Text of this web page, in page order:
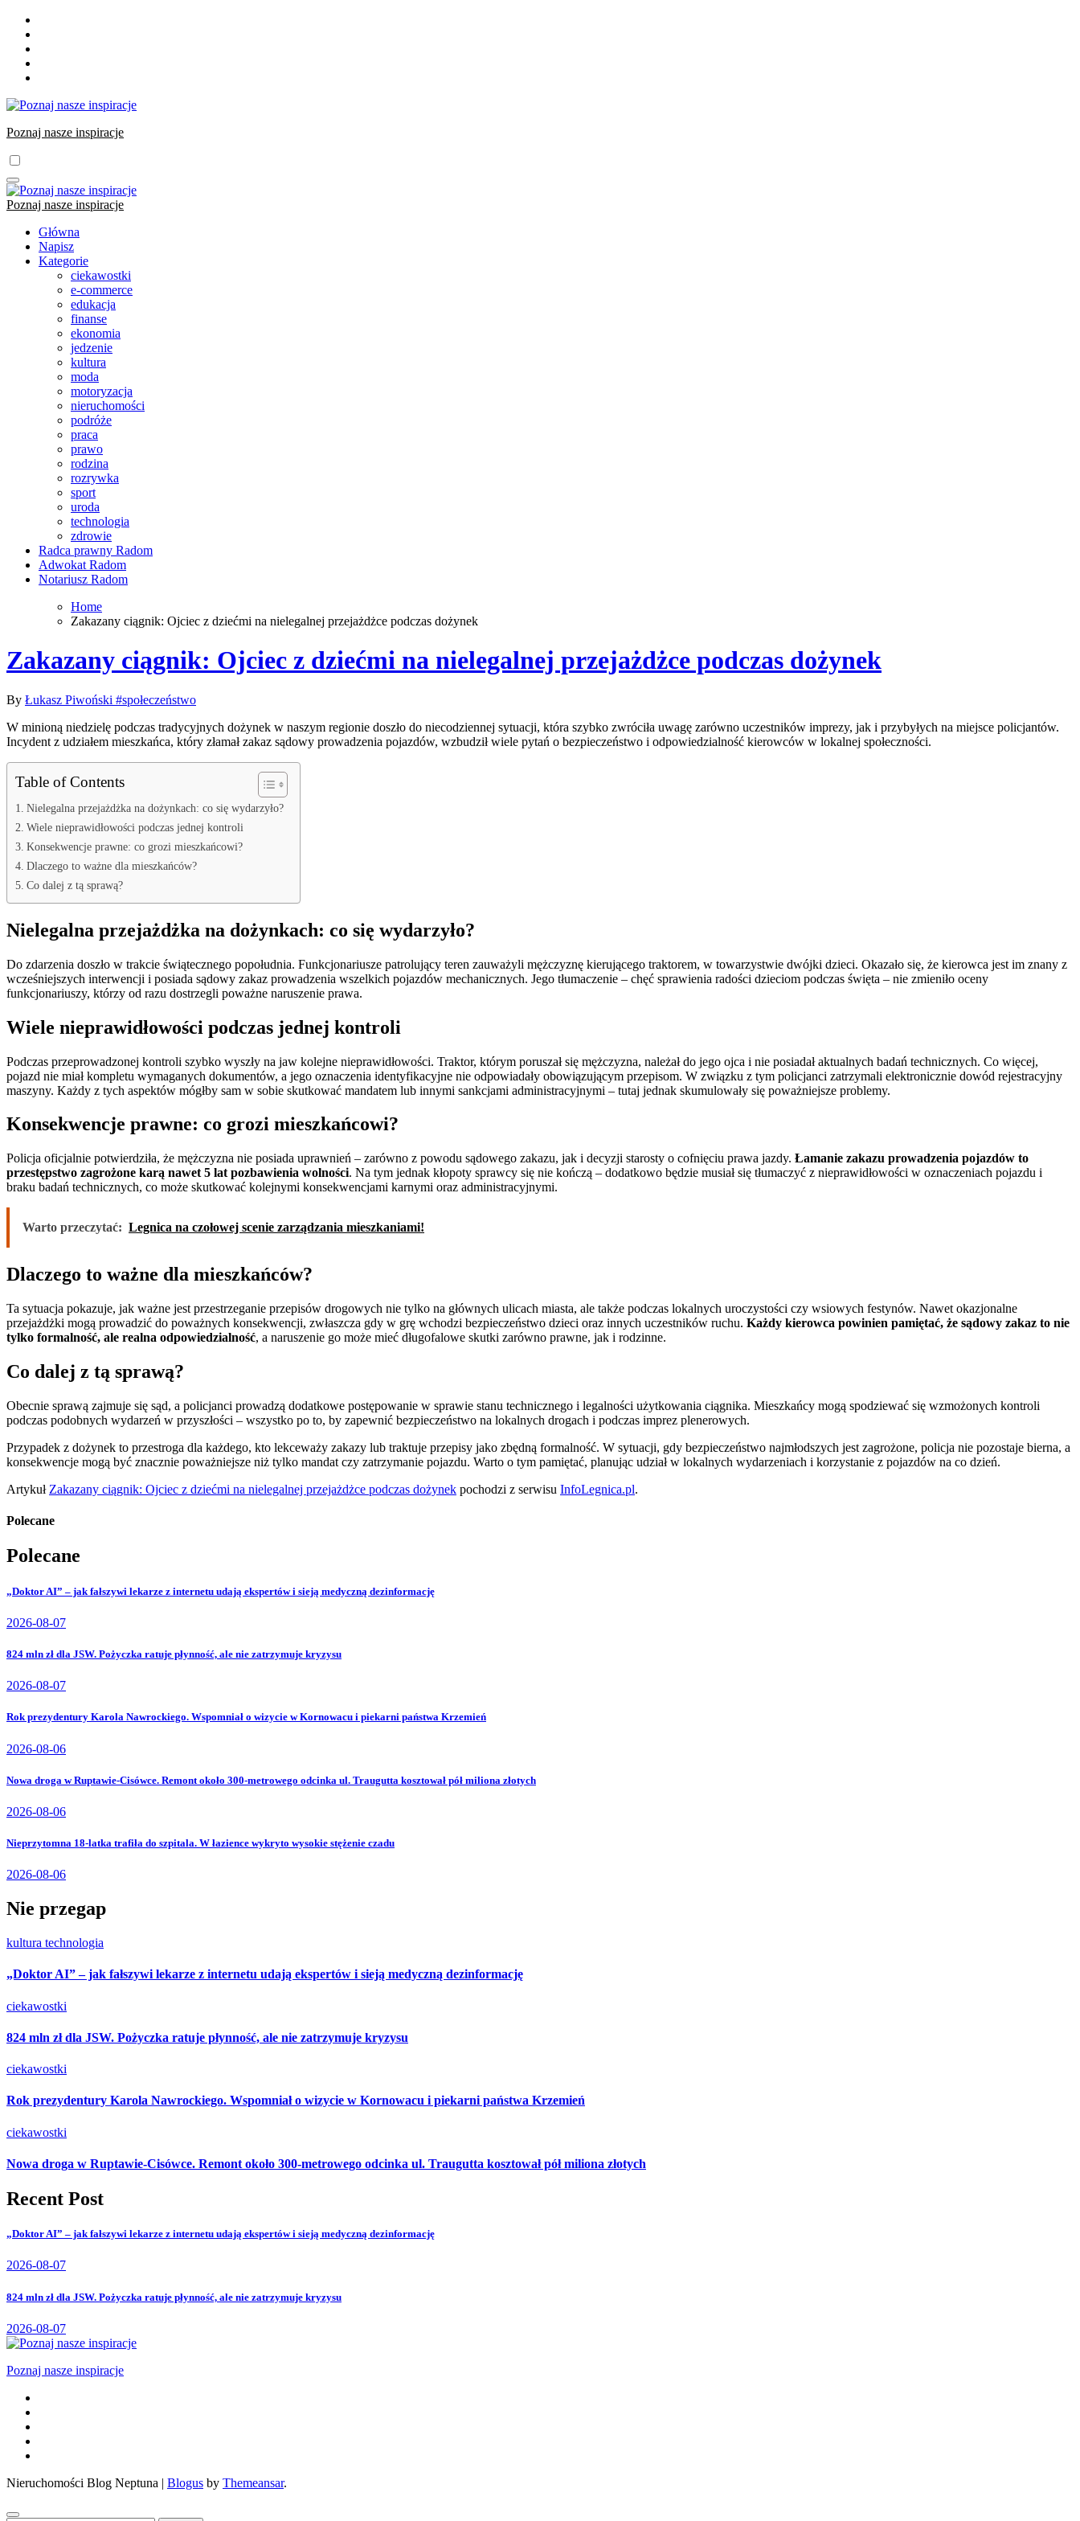
Skip
content
Poznaj nasze inspiracje
Poznaj nasze inspiracje
Główna
Napisz
Kategorie
ciekawostki
e-commerce
edukacja
finanse
ekonomia
jedzenie
kultura
moda
motoryzacja
nieruchomości
podróże
praca
prawo
rodzina
rozrywka
sport
uroda
technologia
zdrowie
Radca prawny Radom
Adwokat Radom
Notariusz Radom
Home
Zakazany ciągnik: Ojciec z dziećmi na nielegalnej przejażdżce podczas dożynek
Zakazany ciągnik: Ojciec z dziećmi na nielegalnej przejażdżce podczas dożynek
By Łukasz Piwoński #społeczeństwo
W minioną niedzielę podczas tradycyjnych dożynek w naszym regionie doszło do niecodziennej sytuacji, która szybko zwróciła uwagę zarówno uczestników imprezy, jak i przybyłych na miejsce policjantów.
Incydent z udziałem mieszkańca, który złamał zakaz sądowy prowadzenia pojazdów, wzbudził wiele pytań o bezpieczeństwo i odpowiedzialność kierowców w lokalnej społeczności.
Table of Contents
Nielegalna przejażdżka na dożynkach: co się wydarzyło?
Wiele nieprawidłowości podczas jednej kontroli
Konsekwencje prawne: co grozi mieszkańcowi?
Dlaczego to ważne dla mieszkańców?
Co dalej z tą sprawą?
Nielegalna przejażdżka na dożynkach: co się wydarzyło?
Do zdarzenia doszło w trakcie świątecznego popołudnia. Funkcjonariusze patrolujący teren zauważyli mężczyznę kierującego traktorem, w towarzystwie dwójki dzieci. Okazało się, że kierowca jest im znany z
wcześniejszych interwencji i posiada sądowy zakaz prowadzenia wszelkich pojazdów mechanicznych. Jego tłumaczenie – chęć sprawienia radości dzieciom podczas święta – nie zmieniło oceny
funkcjonariuszy, którzy od razu dostrzegli poważne naruszenie prawa.
Wiele nieprawidłowości podczas jednej kontroli
Podczas przeprowadzonej kontroli szybko wyszły na jaw kolejne nieprawidłowości. Traktor, którym poruszał się mężczyzna, należał do jego ojca i nie posiadał aktualnych badań technicznych. Co więcej,
pojazd nie miał kompletu wymaganych dokumentów, a jego oznaczenia identyfikacyjne nie odpowiadały obowiązującym przepisom. W związku z tym policjanci zatrzymali elektronicznie dowód rejestracyjny
maszyny. Każdy z tych aspektów mógłby sam w sobie skutkować mandatem lub innymi sankcjami administracyjnymi – tutaj jednak skumulowały się poważniejsze problemy.
Konsekwencje prawne: co grozi mieszkańcowi?
Policja oficjalnie potwierdziła, że mężczyzna nie posiada uprawnień – zarówno z powodu sądowego zakazu, jak i decyzji starosty o cofnięciu prawa jazdy. Łamanie zakazu prowadzenia pojazdów to
przestępstwo zagrożone karą nawet 5 lat pozbawienia wolności. Na tym jednak kłopoty sprawcy się nie kończą – dodatkowo będzie musiał się tłumaczyć z nieprawidłowości w oznaczeniach pojazdu i
braku badań technicznych, co może skutkować kolejnymi konsekwencjami karnymi oraz administracyjnymi.
Warto przeczytać: Legnica na czołowej scenie zarządzania mieszkaniami!
Dlaczego to ważne dla mieszkańców?
Ta sytuacja pokazuje, jak ważne jest przestrzeganie przepisów drogowych nie tylko na głównych ulicach miasta, ale także podczas lokalnych uroczystości czy wsiowych festynów. Nawet okazjonalne
przejażdżki mogą prowadzić do poważnych konsekwencji, zwłaszcza gdy w grę wchodzi bezpieczeństwo dzieci oraz innych uczestników ruchu. Każdy kierowca powinien pamiętać, że sądowy zakaz to nie
tylko formalność, ale realna odpowiedzialność, a naruszenie go może mieć długofalowe skutki zarówno prawne, jak i rodzinne.
Co dalej z tą sprawą?
Obecnie sprawą zajmuje się sąd, a policjanci prowadzą dodatkowe postępowanie w sprawie stanu technicznego i legalności użytkowania ciągnika. Mieszkańcy mogą spodziewać się wzmożonych kontroli
podczas podobnych wydarzeń w przyszłości – wszystko po to, by zapewnić bezpieczeństwo na lokalnych drogach i podczas imprez plenerowych.
Przypadek z dożynek to przestroga dla każdego, kto lekceważy zakazy lub traktuje przepisy jako zbędną formalność. W sytuacji, gdy bezpieczeństwo najmłodszych jest zagrożone, policja nie pozostaje bierna, a
konsekwencje mogą być znacznie poważniejsze niż tylko mandat czy zatrzymanie pojazdu. Warto o tym pamiętać, planując udział w lokalnych wydarzeniach i korzystanie z pojazdów na co dzień.
Artykuł Zakazany ciągnik: Ojciec z dziećmi na nielegalnej przejażdżce podczas dożynek pochodzi z serwisu InfoLegnica.pl.
Polecane
Polecane
„Doktor AI” – jak fałszywi lekarze z internetu udają ekspertów i sieją medyczną dezinformację
2026-08-07
824 mln zł dla JSW. Pożyczka ratuje płynność, ale nie zatrzymuje kryzysu
2026-08-07
Rok prezydentury Karola Nawrockiego. Wspomniał o wizycie w Kornowacu i piekarni państwa Krzemień
2026-08-06
Nowa droga w Ruptawie-Cisówce. Remont około 300-metrowego odcinka ul. Traugutta kosztował pół miliona złotych
2026-08-06
Nieprzytomna 18-latka trafiła do szpitala. W łazience wykryto wysokie stężenie czadu
2026-08-06
Nie przegap
kultura technologia
„Doktor AI” – jak fałszywi lekarze z internetu udają ekspertów i sieją medyczną dezinformację
ciekawostki
824 mln zł dla JSW. Pożyczka ratuje płynność, ale nie zatrzymuje kryzysu
ciekawostki
Rok prezydentury Karola Nawrockiego. Wspomniał o wizycie w Kornowacu i piekarni państwa Krzemień
ciekawostki
Nowa droga w Ruptawie-Cisówce. Remont około 300-metrowego odcinka ul. Traugutta kosztował pół miliona złotych
Recent Post
„Doktor AI” – jak fałszywi lekarze z internetu udają ekspertów i sieją medyczną dezinformację
2026-08-07
824 mln zł dla JSW. Pożyczka ratuje płynność, ale nie zatrzymuje kryzysu
2026-08-07
Poznaj nasze inspiracje
Nieruchomości Blog Neptuna | Blogus by Themeansar.